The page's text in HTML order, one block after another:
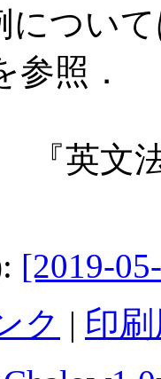
につい
参照．
英文
[2019-
ク | 印